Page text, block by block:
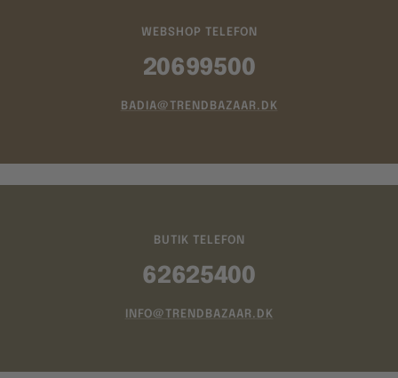
WEBSHOP TELEFON
20699500
BADIA@TRENDBAZAAR.DK
BUTIK TELEFON
62625400
INFO@TRENDBAZAAR.DK